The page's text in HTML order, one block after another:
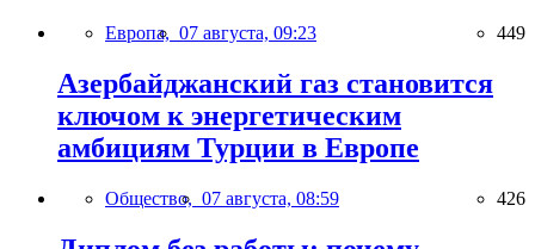
Европа, 07 августа, 09:23 449
Азербайджанский газ становится
ключом к энергетическим
амбициям Турции в Европе
Общество, 07 августа, 08:59 426